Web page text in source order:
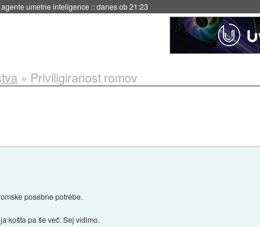
umetne inteligence ::danes ob 21:23
» Priviligiranost romov
posebne potrebe.
košta pa še več. Sej vidimo.